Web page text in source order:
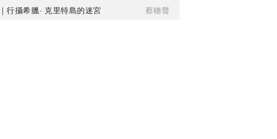
行攝希臘· 克里特島的迷宮
蔡穗聲